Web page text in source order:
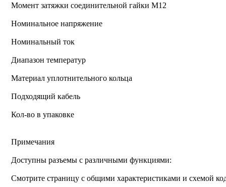
Момент затяжки соединительной гайки M12
Номинальное напряжение
Номинальный ток
Диапазон температур
Материал уплотнительного кольца
Подходящий кабель
Кол-во в упаковке
Примечания
Доступны разъемы с различными функциями:
Смотрите страницу с общими характеристиками и схемой